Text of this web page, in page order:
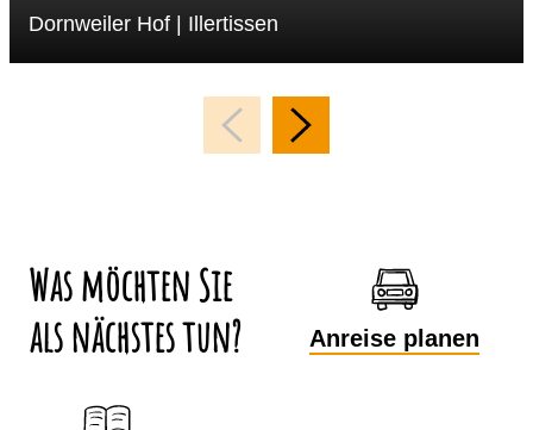
Dornweiler Hof | Illertissen
Was möchten Sie
als nächstes tun?
Anreise planen